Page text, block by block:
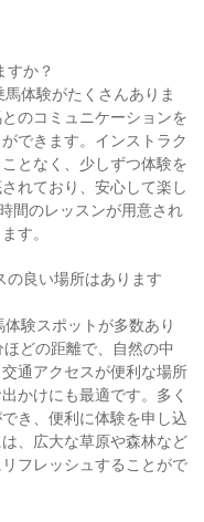
すか？
体験がたくさんありま
のコミュニケーションを
できます。インストラク
となく、少しずつ体験を
れており、安心して楽し
間のレッスンが用意され
す。
の良い場所はあります
験スポットが多数あり
どの距離で、自然の中
通アクセスが便利な場所
かけにも最適です。多く
き、便利に体験を申し込
、広大な草原や森林など
フレッシュすることがで